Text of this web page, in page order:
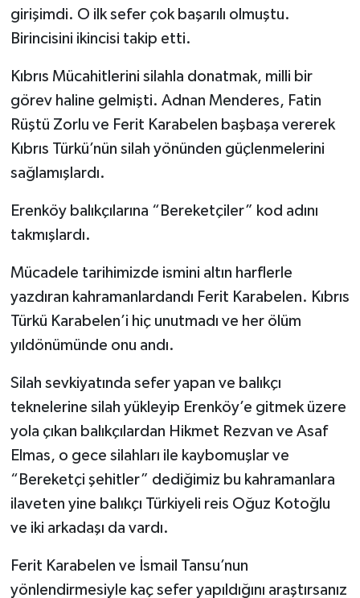
girişimdi. O ilk sefer çok başarılı olmuştu.
Birincisini ikincisi takip etti.
Kıbrıs Mücahitlerini silahla donatmak, milli bir
görev haline gelmişti. Adnan Menderes, Fatin
Rüştü Zorlu ve Ferit Karabelen başbaşa vererek
Kıbrıs Türkü’nün silah yönünden güçlenmelerini
sağlamışlardı.
Erenköy balıkçılarına “Bereketçiler” kod adını
takmışlardı.
Mücadele tarihimizde ismini altın harflerle
yazdıran kahramanlardandı Ferit Karabelen. Kıbrıs
Türkü Karabelen’i hiç unutmadı ve her ölüm
yıldönümünde onu andı.
Silah sevkiyatında sefer yapan ve balıkçı
teknelerine silah yükleyip Erenköy’e gitmek üzere
yola çıkan balıkçılardan Hikmet Rezvan ve Asaf
Elmas, o gece silahları ile kaybomuşlar ve
“Bereketçi şehitler” dediğimiz bu kahramanlara
ilaveten yine balıkçı Türkiyeli reis Oğuz Kotoğlu
ve iki arkadaşı da vardı.
Ferit Karabelen ve İsmail Tansu’nun
yönlendirmesiyle kaç sefer yapıldığını araştırsanız